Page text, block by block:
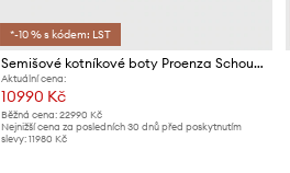
*-10 % s kódem: LST
Semišové kotníkové boty Proenza Schouler Bronco
Aktuální cena:
10990 Kč
Běžná cena: 22990 Kč
Nejnižší cena za posledních 30 dnů před poskytnutím
slevy: 11980 Kč